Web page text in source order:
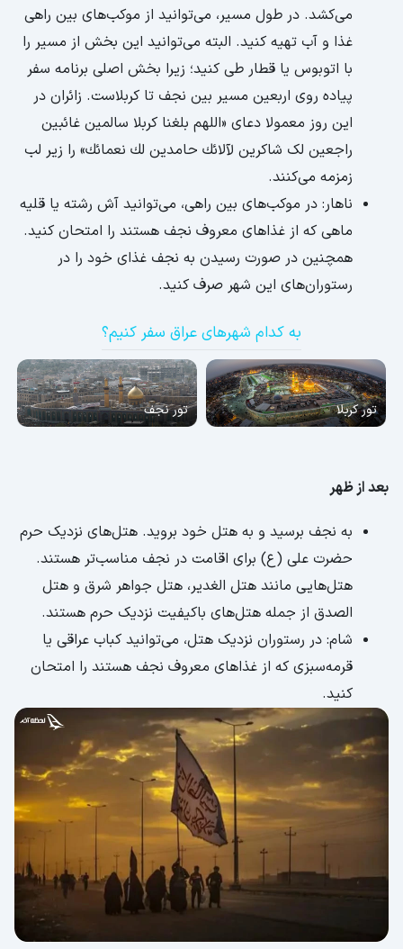
می‌کشد. در طول مسیر، می‌توانید از موکب‌های بین راهی
غذا و آب تهیه کنید. البته می‌توانید این بخش از مسیر را
با اتوبوس یا قطار طی کنید؛ زیرا بخش اصلی برنامه سفر
پیاده روی اربعین مسیر بین نجف تا کربلاست. زائران در
این روز معمولا دعای «اللهم بلغنا کربلا سالمین غائبین
راجعین لک شاكرین لآلائك حامدين لك نعمائك» را زیر لب
زمزمه می‌کنند.
ناهار: در موکب‌های بین راهی، می‌توانید آش رشته یا قلیه
ماهی که از غذاهای معروف نجف هستند را امتحان کنید.
همچنین در صورت رسیدن به نجف غذای خود را در
رستوران‌های این شهر صرف کنید.
به کدام شهرهای عراق سفر کنیم؟
تور کربلا تور نجف
بعد از ظهر
به نجف برسید و به هتل خود بروید. هتل‌های نزدیک حرم
حضرت علی (ع) برای اقامت در نجف مناسب‌تر هستند.
هتل‌هایی مانند هتل الغدیر، هتل جواهر شرق و هتل
الصدق از جمله هتل‌های باکیفیت نزدیک حرم هستند.
شام: در رستوران نزدیک هتل، می‌توانید کباب عراقی یا
قرمه‌سبزی که از غذاهای معروف نجف هستند را امتحان
کنید.